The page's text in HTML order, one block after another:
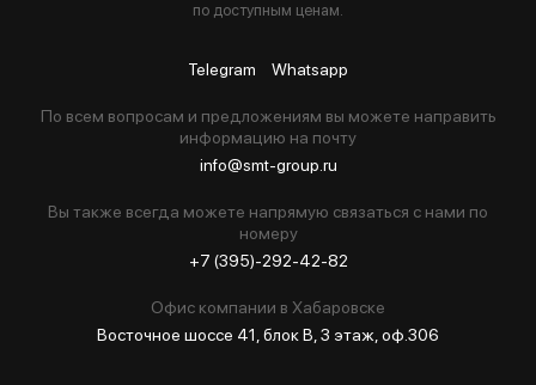
по доступным ценам.
Telegram Whatsapp
По всем вопросам и предложениям вы можете направить
информацию на почту
info@smt-group.ru
Вы также всегда можете напрямую связаться с нами по
номеру
+7 (395)-292-42-82
Офис компании в Хабаровске
Восточное шоссе 41, блок В, 3 этаж, оф.306